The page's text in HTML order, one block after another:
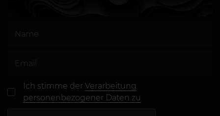
Ich stimme derVerarbeitung
personenbezogener Daten zu